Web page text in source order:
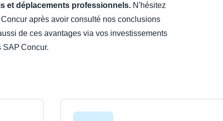
et déplacements professionnels. N'hésitez
après avoir consulté nos conclusions
de ces avantages via vos investissements
SAP Concur.